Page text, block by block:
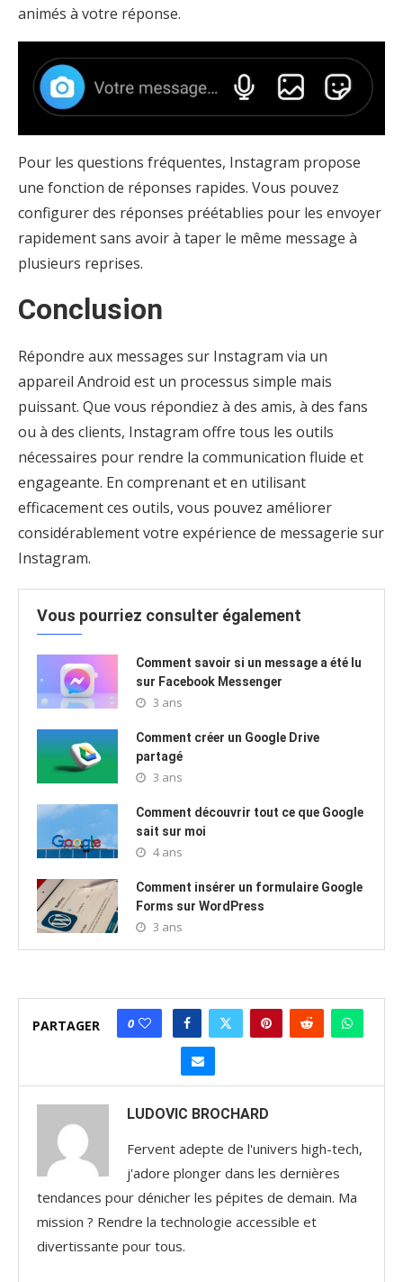
animés à votre réponse.
Pour les questions fréquentes, Instagram propose
une fonction de réponses rapides. Vous pouvez
configurer des réponses préétablies pour les envoyer
rapidement sans avoir à taper le même message à
plusieurs reprises.
Conclusion
Répondre aux messages sur Instagram via un
appareil Android est un processus simple mais
puissant. Que vous répondiez à des amis, à des fans
ou à des clients, Instagram offre tous les outils
nécessaires pour rendre la communication fluide et
engageante. En comprenant et en utilisant
efficacement ces outils, vous pouvez améliorer
considérablement votre expérience de messagerie sur
Instagram.
Vous pourriez consulter également
Comment savoir si un message a été lu
sur Facebook Messenger
3 ans
Comment créer un Google Drive
partagé
3 ans
Comment découvrir tout ce que Google
sait sur moi
4 ans
Comment insérer un formulaire Google
Forms sur WordPress
3 ans
PARTAGER 0
LUDOVIC BROCHARD
Fervent adepte de l'univers high-tech,
j'adore plonger dans les dernières
tendances pour dénicher les pépites de demain. Ma
mission ? Rendre la technologie accessible et
divertissante pour tous.